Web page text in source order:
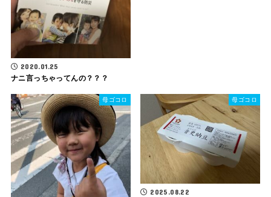
2020.01.25
ナニ言っちゃってんの？？？
母ゴコロ 母ゴコロ
2025.08.22